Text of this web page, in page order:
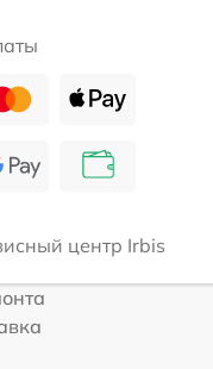
центр Irbis